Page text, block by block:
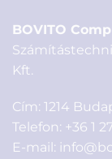
BOVITO
Kft.
Cím: 1214
Telefon: +36 1
E-mail: